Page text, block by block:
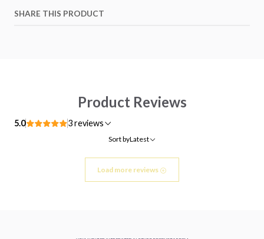
SHARE THIS PRODUCT
Product Reviews
5.0 3 reviews
Sort byLatest
Load more reviews